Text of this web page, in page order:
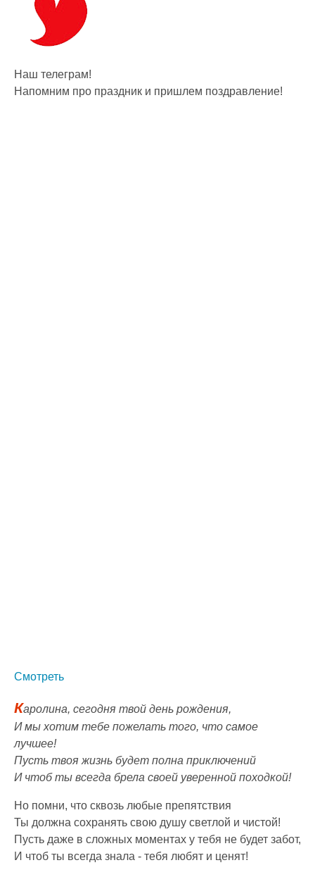
Наш телеграм!
Напомним про праздник и пришлем поздравление!
Смотреть
Каролина, сегодня твой день рождения,
И мы хотим тебе пожелать того, что самое
лучшее!
Пусть твоя жизнь будет полна приключений
И чтоб ты всегда брела своей уверенной походкой!
Но помни, что сквозь любые препятствия
Ты должна сохранять свою душу светлой и чистой!
Пусть даже в сложных моментах у тебя не будет забот,
И чтоб ты всегда знала - тебя любят и ценят!